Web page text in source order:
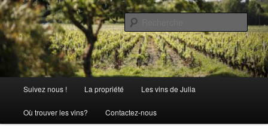
Aller
au
contenu
principal
Aller
au
contenu
secondaireChâteau Julia
La passion comme tradition
principal
Suivez nous ! La propriété Les vins de Julia
Où trouver les vins? Contactez-nous